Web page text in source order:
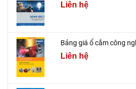
Liên hệ
Bảng giá ổ cắm công
Liên hệ